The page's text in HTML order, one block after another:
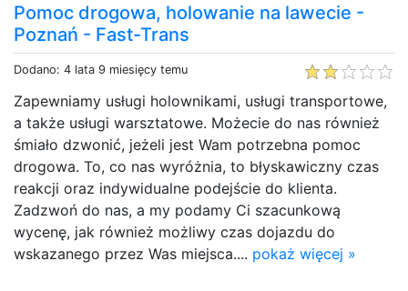
Pomoc drogowa, holowanie na lawecie -
Poznań - Fast-Trans
Dodano: 4 lata 9 miesięcy temu
Zapewniamy usługi holownikami, usługi transportowe,
a także usługi warsztatowe. Możecie do nas również
śmiało dzwonić, jeżeli jest Wam potrzebna pomoc
drogowa. To, co nas wyróżnia, to błyskawiczny czas
reakcji oraz indywidualne podejście do klienta.
Zadzwoń do nas, a my podamy Ci szacunkową
wycenę, jak również możliwy czas dojazdu do
wskazanego przez Was miejsca.... pokaż więcej »